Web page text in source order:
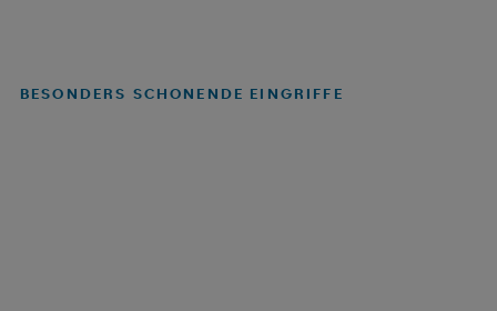
BESONDERS SCHONENDE EINGRIFFE